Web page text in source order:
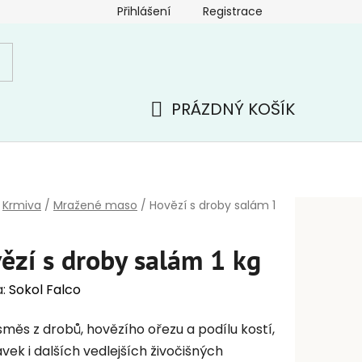
Přihlášení Registrace
PRÁZDNÝ KOŠÍK
Krmiva / Mražené maso / Hovězí s droby salám 1
s droby salám 1 kg
Sokol Falco
z drobů, hovězího ořezu a podílu kostí,
i dalších vedlejších živočišných